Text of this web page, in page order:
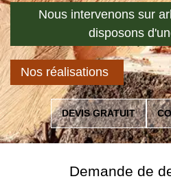
Nous intervenons sur
disposons
Nos réalisations
DEVIS GRATUIT
Demande de